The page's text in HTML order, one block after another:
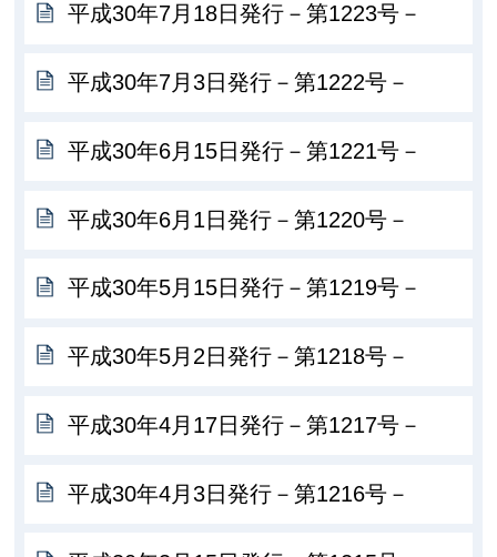
平成30年7月18日発行－第1223号－
平成30年7月3日発行－第1222号－
平成30年6月15日発行－第1221号－
平成30年6月1日発行－第1220号－
平成30年5月15日発行－第1219号－
平成30年5月2日発行－第1218号－
平成30年4月17日発行－第1217号－
平成30年4月3日発行－第1216号－